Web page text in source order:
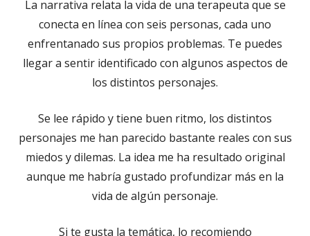
La narrativa relata la vida de una terapeuta que se
conecta en línea con seis personas, cada uno
enfrentanado sus propios problemas. Te puedes
llegar a sentir identificado con algunos aspectos de
los distintos personajes.
Se lee rápido y tiene buen ritmo, los distintos
personajes me han parecido bastante reales con sus
miedos y dilemas. La idea me ha resultado original
aunque me habría gustado profundizar más en la
vida de algún personaje.
Si te gusta la temática, lo recomiendo